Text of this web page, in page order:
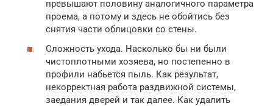
превышают половину аналогичного параметра
проема, а потому и здесь не обойтись без
снятия части облицовки со стены.
Сложность ухода. Насколько бы ни были
чистоплотными хозяева, но постепенно в
профили набьется пыль. Как результат,
некорректная работа раздвижной системы,
заедания дверей и так далее. Как удалить